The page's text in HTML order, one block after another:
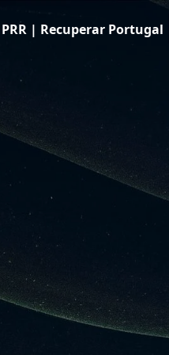
PRR | Recuperar Portugal